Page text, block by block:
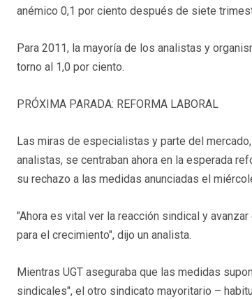
anémico 0,1 por ciento después de siete
Para 2011, la mayoría de los analistas y
torno al 1,0 por ciento.
PRÓXIMA PARADA: REFORMA LABORAL
Las miras de especialistas y parte del
analistas, se centraban ahora en la esperada
su rechazo a las medidas anunciadas el
"Ahora es vital ver la reacción sindical y
para el crecimiento", dijo un analista.
Mientras UGT aseguraba que las medidas
sindicales", el otro sindicato mayoritario –